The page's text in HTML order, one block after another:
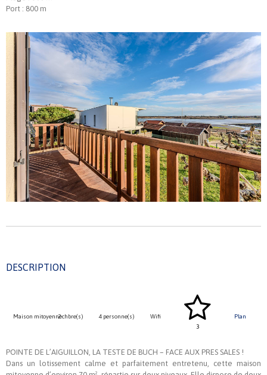
Port : 800 m
DESCRIPTION
Maison mitoyenne2 chbre(s) 4 personne(s)
Wifi
3
Plan
POINTE DE L’AIGUILLON, LA TESTE DE BUCH – FACE AUX PRES SALES !
Dans un lotissement calme et parfaitement entretenu, cette maison